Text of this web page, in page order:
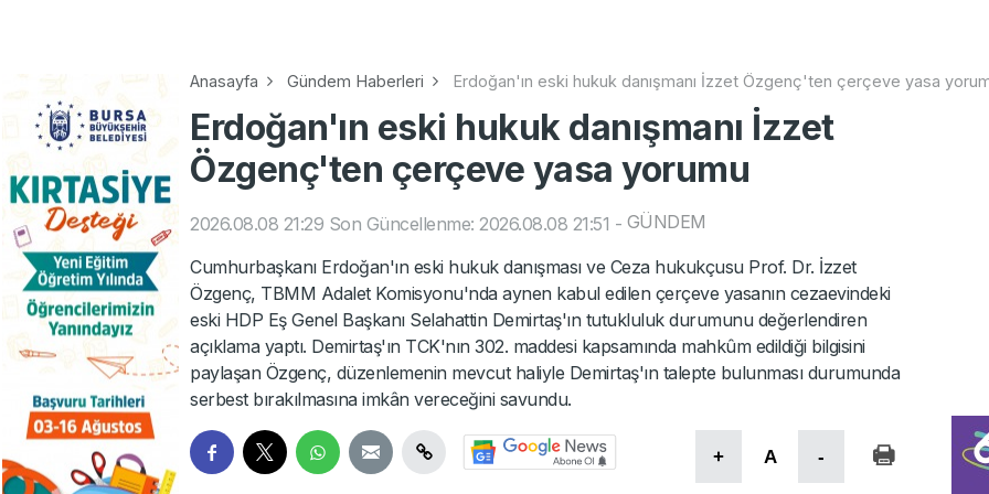
Anasayfa Gündem Haberleri Erdoğan'ın eski hukuk danışmanı İzzet Özgenç'ten çerçeve yasa
Erdoğan'ın eski hukuk danışmanı İzzet
Özgenç'ten çerçeve yasa yorumu
2026.08.08 21:29 Son Güncellenme: 2026.08.08 21:51 - GÜNDEM
Cumhurbaşkanı Erdoğan'ın eski hukuk danışması ve Ceza hukukçusu Prof. Dr. İzzet
Özgenç, TBMM Adalet Komisyonu'nda aynen kabul edilen çerçeve yasanın cezaevindeki
eski HDP Eş Genel Başkanı Selahattin Demirtaş'ın tutukluluk durumunu değerlendiren
açıklama yaptı. Demirtaş'ın TCK'nın 302. maddesi kapsamında mahkûm edildiği bilgisini
paylaşan Özgenç, düzenlemenin mevcut haliyle Demirtaş'ın talepte bulunması durumunda
serbest bırakılmasına imkân vereceğini savundu.
+ A -